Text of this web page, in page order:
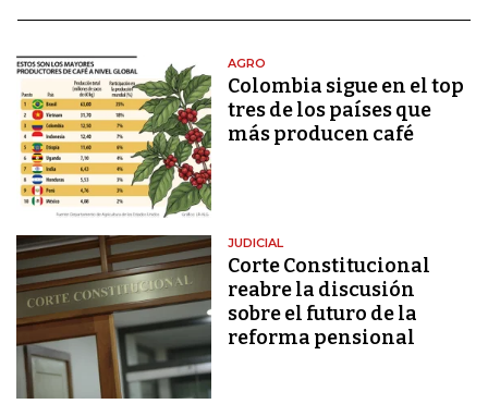
AGRO
Colombia sigue en el top
tres de los países que
más producen café
JUDICIAL
Corte Constitucional
reabre la discusión
sobre el futuro de la
reforma pensional